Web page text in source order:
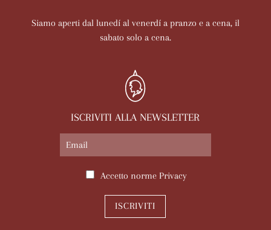
Siamo aperti dal lunedí al venerdí a pranzo e a cena, il
sabato solo a cena.
ISCRIVITI ALLA NEWSLETTER
Accetto norme Privacy
ISCRIVITI